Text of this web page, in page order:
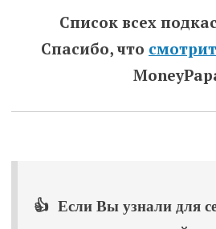
Список всех
Спасибо, что
👍 Если Вы узнали для